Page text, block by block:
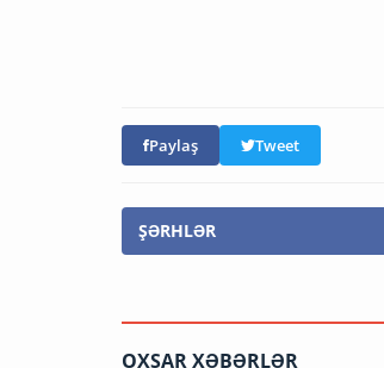
Paylaş Tweet
ŞƏRHLƏR
OXŞAR XƏBƏRLƏR